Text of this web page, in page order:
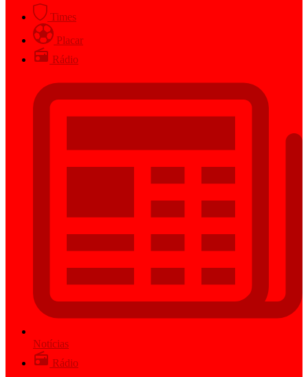
Times
Placar
Rádio
Notícias
Rádio